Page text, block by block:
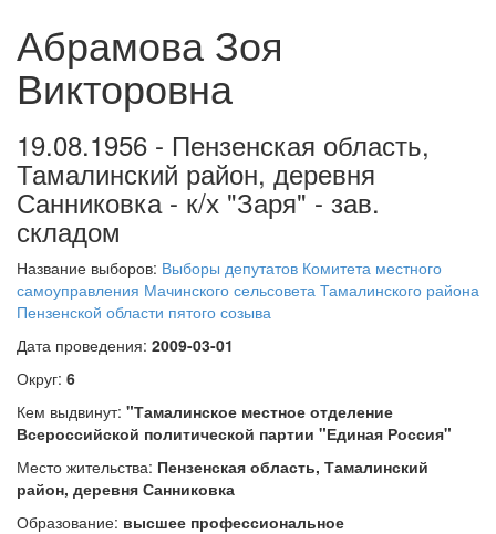
Абрамова Зоя
Викторовна
19.08.1956 - Пензенская область,
Тамалинский район, деревня
Санниковка - к/х "Заря" - зав.
складом
Название выборов: Выборы депутатов Комитета местного
самоуправления Мачинского сельсовета Тамалинского района
Пензенской области пятого созыва
Дата проведения: 2009-03-01
Округ: 6
Кем выдвинут: "Тамалинское местное отделение
Всероссийской политической партии "Единая Россия"
Место жительства: Пензенская область, Тамалинский
район, деревня Санниковка
Образование: высшее профессиональное